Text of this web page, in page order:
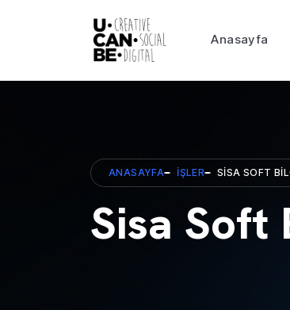
Anasayfa
ANASAYFA İŞLER SISA SOFT
Sisa Soft